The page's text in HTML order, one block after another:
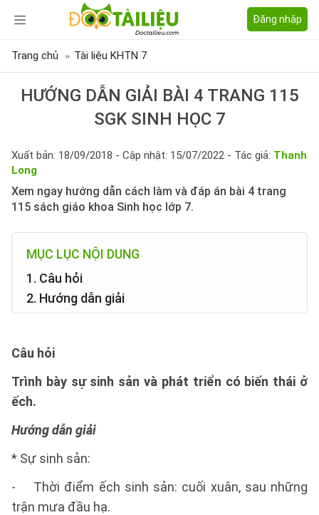
Đăng nhập
Trang chủ Tài liệu KHTN 7
HƯỚNG DẪN GIẢI BÀI 4 TRANG 115
SGK SINH HỌC 7
Xuất bản: 18/09/2018 - Cập nhật: 15/07/2022 - Tác giả: Thanh
Long
Xem ngay hướng dẫn cách làm và đáp án bài 4 trang
115 sách giáo khoa Sinh học lớp 7.
MỤC LỤC NỘI DUNG
1. Câu hỏi
2. Hướng dẫn giải
Câu hỏi
Trình bày sự sinh sản và phát triển có biến thái ở
ếch.
Hướng dẫn giải
* Sự sinh sản:
- Thời điểm ếch sinh sản: cuối xuân, sau những
trận mưa đầu hạ.